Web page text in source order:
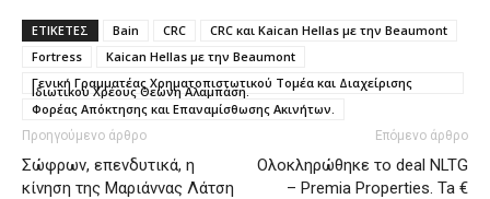
ΕΤΙΚΕΤΕΣ Bain CRC
CRC και Kaican Hellas με την Beaumont
Fortress
Kaican Hellas με την Beaumont
Γενική Γραμματέας Χρηματοπιστωτικού Τομέα και Διαχείρισης
Ιδιωτικού Χρέους Θεώνη Αλαμπάση.
Φορέας Απόκτησης και Επαναμίσθωσης Ακινήτων.
Προηγούμενο άρθρο
Σώφρων, επενδυτικά, η
κίνηση της Μαριάννας Λάτση
Επόμενο άρθρο
Ολοκληρώθηκε το deal NLTG
– Premia Properties. Ta €